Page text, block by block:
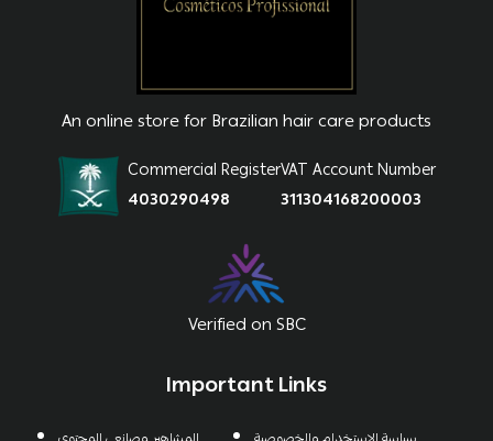
Important Links
An online store for Brazilian hair care products
Commercial Register
4030290498
VAT Account Number
311304168200003
Verified on SBC